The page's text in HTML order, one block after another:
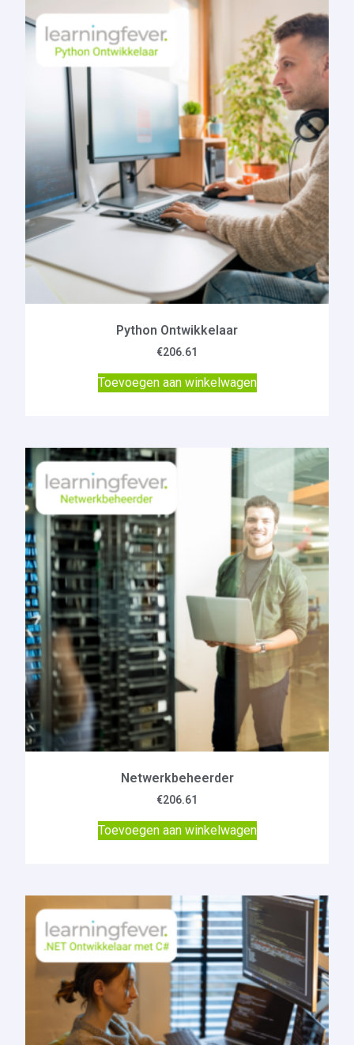
Python Ontwikkelaar
€206.61
Toevoegen aan winkelwagen
Netwerkbeheerder
€206.61
Toevoegen aan winkelwagen